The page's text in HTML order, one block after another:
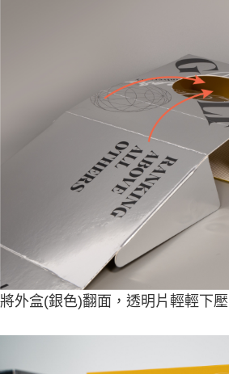
將外盒(銀色)翻面，透明片輕輕下